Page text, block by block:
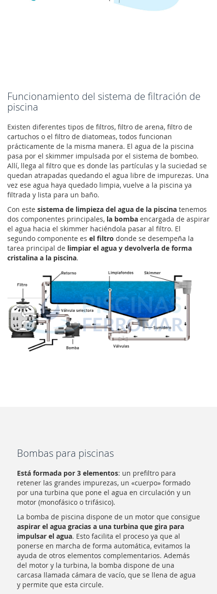
Funcionamiento del sistema de filtración de
piscina
Existen diferentes tipos de filtros, filtro de arena, filtro de
cartuchos o el filtro de diatomeas, todos funcionan
prácticamente de la misma manera. El agua de la piscina
pasa por el skimmer impulsada por el sistema de bombeo.
Allí, llega al filtro que es donde las partículas y la suciedad se
quedan atrapadas quedando el agua libre de impurezas. Una
vez ese agua haya quedado limpia, vuelve a la piscina ya
filtrada y lista para un baño.
Con este sistema de limpieza del agua de la piscina tenemos
dos componentes principales, la bomba encargada de aspirar
el agua hacia el skimmer haciéndola pasar al filtro. El
segundo componente es el filtro donde se desempeña la
tarea principal de limpiar el agua y devolverla de forma
cristalina a la piscina.
Bombas para piscinas
Está formada por 3 elementos: un prefiltro para
retener las grandes impurezas, un «cuerpo» formado
por una turbina que pone el agua en circulación y un
motor (monofásico o trifásico).
La bomba de piscina dispone de un motor que consigue
aspirar el agua gracias a una turbina que gira para
impulsar el agua. Esto facilita el proceso ya que al
ponerse en marcha de forma automática, evitamos la
ayuda de otros elementos complementarios. Además
del motor y la turbina, la bomba dispone de una
carcasa llamada cámara de vacío, que se llena de agua
y permite que esta circule.